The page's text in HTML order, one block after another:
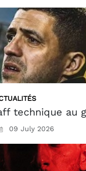
technique au
09 July 2026